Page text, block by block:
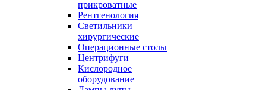
прикроватные
Рентгенология
Светильники
хирургические
Операционные столы
Центрифуги
Кислородное
оборудование